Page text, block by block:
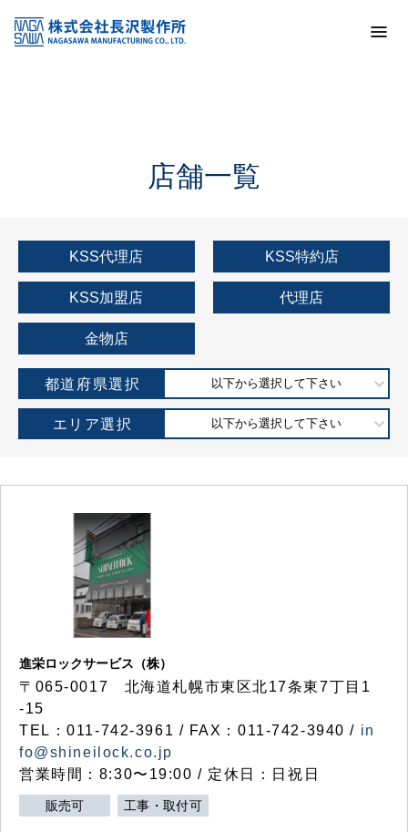
KSS加盟店・取扱店情報
店舗一覧
店舗一覧
KSS代理店 KSS特約店
KSS加盟店 代理店
金物店
都道府県選択 以下から選択して下さい
エリア選択 以下から選択して下さい
進栄ロックサービス（株）
〒065-0017 北海道札幌市東区北17条東7丁目1
-15
TEL：011-742-3961 / FAX：011-742-3940 / in
fo@shineilock.co.jp
営業時間：8:30〜19:00 / 定休日：日祝日
販売可 工事・取付可